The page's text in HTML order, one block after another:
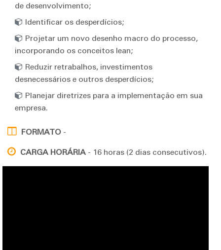
de desenvolvimento;
Identificar os desperdícios;
Projetar um novo desenho macro do processo,
incorporando os conceitos lean;
Reduzir retrabalhos, investimentos
desnecessários e outros desperdícios;
Planejar diretrizes para a implementação em sua
empresa.
FORMATO -
CARGA HORÁRIA - 16 horas (2 dias consecutivos).